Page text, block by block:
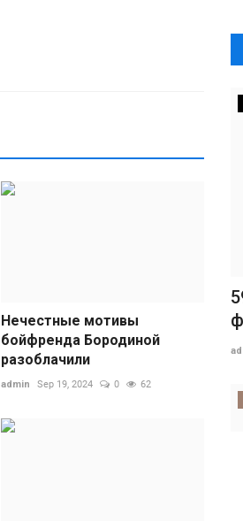
Нечестные мотивы
бойфренда Бородиной
разоблачили
admin Sep 19, 2024 0 62